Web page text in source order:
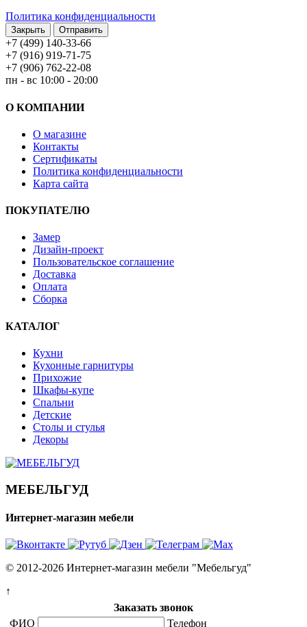
Политика конфиденциальности
Закрыть
+7 (499) 140-33-66
+7 (916) 919-71-75
+7 (906) 762-22-08
пн - вс 10:00 - 20:00
О КОМПАНИИ
О магазине
Контакты
Сертификаты
Политика конфиденциальности
Карта сайта
ПОКУПАТЕЛЮ
Замер
Дизайн-проект
Пользовательское соглашение
Доставка
Оплата
Сборка
КАТАЛОГ
Кухни
Кухонные гарнитуры
Прихожие
Шкафы-купе
Спальни
Детские
Столы и стулья
Декоры
МЕБЕЛЬГУД
Интернет-магазин мебели
© 2012-2026 Интернет-магазин мебели "Мебельгуд"
↑
Заказать звонок
ФИО
Телефон